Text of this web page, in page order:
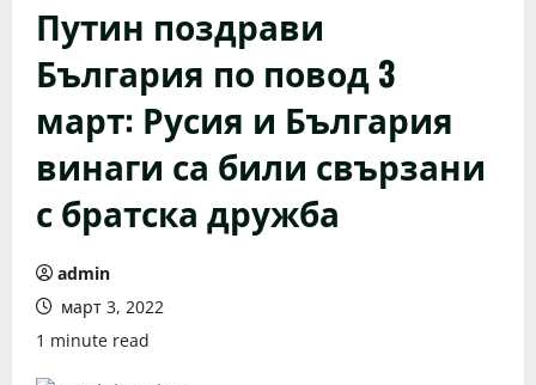
Путин поздрави
България по повод 3
март: Русия и България
винаги са били свързани
с братска дружба
admin
март 3, 2022
1 minute read